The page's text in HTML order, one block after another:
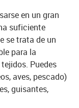
en un gran
suficiente
se trata de un
para la
Puedes
aves, pescado)
guisantes,